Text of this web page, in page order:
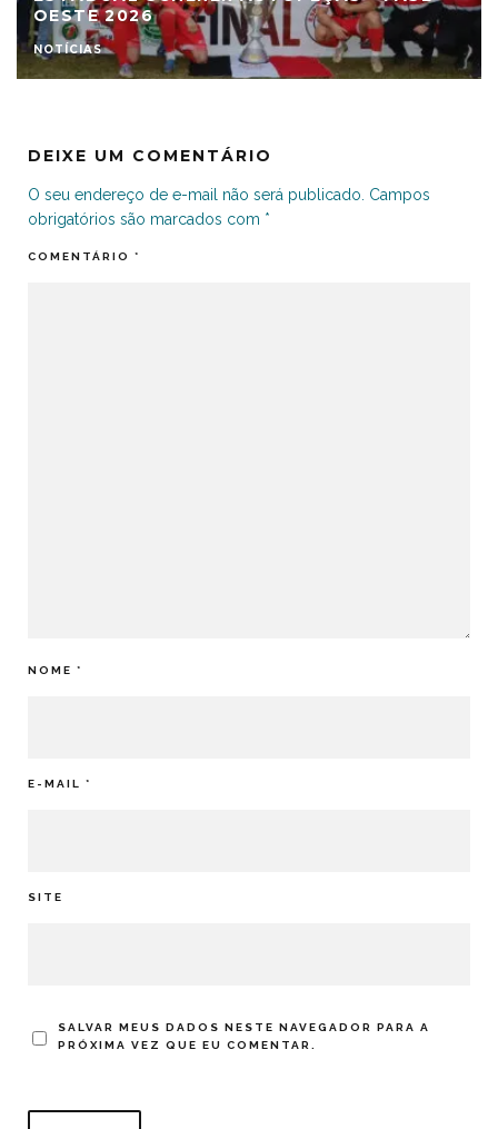
OESTE 2026
NOTÍCIAS
DEIXE UM COMENTÁRIO
O seu endereço de e-mail não será publicado. Campos
obrigatórios são marcados com *
COMENTÁRIO *
NOME *
E-MAIL *
SITE
SALVAR MEUS DADOS NESTE NAVEGADOR PARA A
PRÓXIMA VEZ QUE EU COMENTAR.